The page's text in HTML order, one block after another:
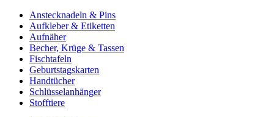
Anstecknadeln & Pins
Aufkleber & Etiketten
Aufnäher
Becher, Krüge & Tassen
Fischtafeln
Geburtstagskarten
Handtücher
Schlüsselanhänger
Stofftiere